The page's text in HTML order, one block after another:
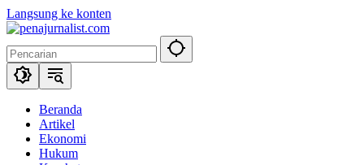
Langsung ke konten
Beranda
Artikel
Ekonomi
Hukum